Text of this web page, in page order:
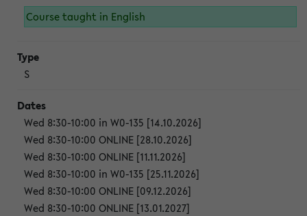
Course taught in English
S
Wed 8:30-10:00 in W0-135 [14.10.2026]
Wed 8:30-10:00 ONLINE [28.10.2026]
Wed 8:30-10:00 ONLINE [11.11.2026]
Wed 8:30-10:00 in W0-135 [25.11.2026]
Wed 8:30-10:00 ONLINE [09.12.2026]
Wed 8:30-10:00 ONLINE [13.01.2027]